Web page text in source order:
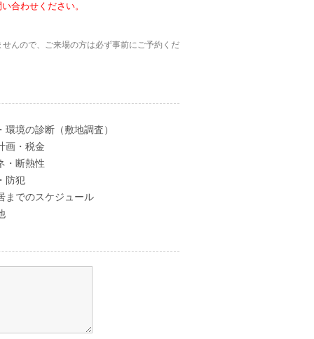
合わせください。
んので、ご来場の方は必ず事前にご予約くだ
環境の診断（敷地調査）
画・税金
・断熱性
防犯
までのスケジュール